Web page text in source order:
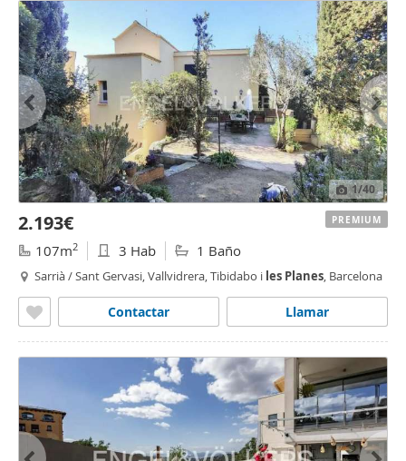
1/40
2.193€
107m2 3 Hab 1 Baño
Sarrià / Sant Gervasi, Vallvidrera, Tibidabo i les Planes, Barcelona
Llamar
Contactar
PREMIUM